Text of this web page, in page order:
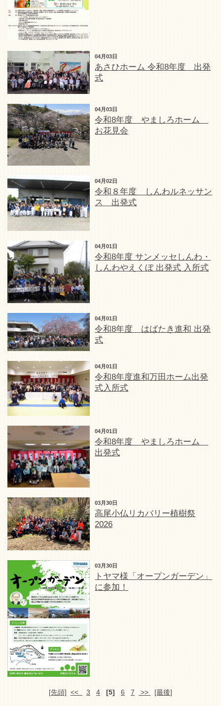
04月03日
あさひホーム 令和8年度 出発
式
04月03日
令和8年度 やましろホーム
お花見会
04月02日
令和８年度 しんわルネッサン
ス 出発式
04月01日
令和8年度 サンメッセしんわ・
しんわやえくぼ 出発式 入所式
04月01日
令和8年度 はばたき進和 出発
式
04月01日
令和8年度進和万田ホーム出発
式入所式
04月01日
令和8年度 やましろホーム
出発式
03月30日
高尾小仏リカバリー植樹祭
2026
03月30日
トヤマ様「オープンガーデン」
に参加！
[先頭] << 3 4 [5] 6 7 >> [最後]